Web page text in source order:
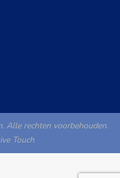
Alle rechten voorbehouden.
Touch